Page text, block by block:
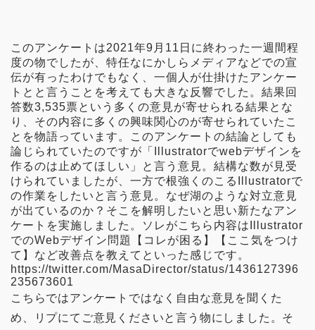
このアンケートは2021年9月11日に終わった一週間程
度の物でしたが、特任なにかしらメディアなどでの宣
伝が有ったわけでもなく、一個人が仕掛けたアンケー
トとと言うことを考えても大きな反響でした。結果回
答数3,535票という多くの意見が寄せられる結果とな
り、その内容に多くの興味関心のが寄せられていたこ
とを物語っています。
このアンケートの結論としても
論じられていたのですが「Illustratorでwebデザインを
作るのは止めてほしい」と言う意見。結構な数が見受
けられていましたが、一方で根強くのこるIllustratorで
の作業をしたいと言う意見。なぜ湖のような対立意見
が出ているのか？そこを解明したいと思い新たなアン
ケートを実施しました。ソレがこちら内容はIllustrator
でのWebデザイン問題【コレが困る】【ここ気をつけ
て】など改善点を教えてといった感じです。
https://twitter.com/MasaDirector/status/1436127396
235673601
こちらではアンケートではなく自由な意見を聞くた
め、リプにてご意見くださいと言う物にしました。そ